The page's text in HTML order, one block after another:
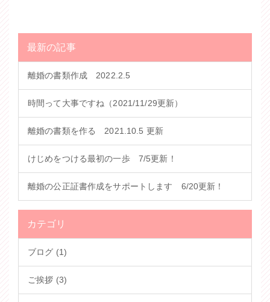
最新の記事
離婚の書類作成 2022.2.5
時間って大事ですね（2021/11/29更新）
離婚の書類を作る 2021.10.5 更新
けじめをつける最初の一歩 7/5更新！
離婚の公正証書作成をサポートします 6/20更新！
カテゴリ
ブログ (1)
ご挨拶 (3)